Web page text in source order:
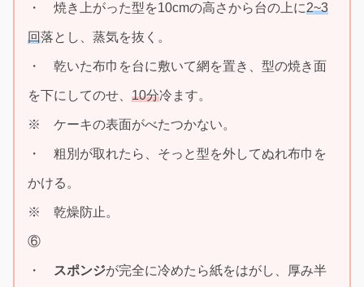
・ 焼き上がった型を10cmの高さから台の上に2~3
回落とし、蒸気を抜く。
・ 乾いた布巾を台に敷いて網を置き、型の焼き面
を下にしてのせ、 10分冷ます。
※ ケーキの表面がべたつかない。
・ 粗別が取れたら、そっと型を外してぬれ布巾を
かける。
※ 乾燥防止。
⑥
・ スポンジが完全に冷めたら紙をはがし、厚み半